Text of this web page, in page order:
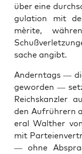
über eine
gu­la­tion mit
mèrite,
sache angibt.
Andern­tags —
gewor­den —
Reich­skan­zler
den Aufrührern
er­al Walther
mit
— ohne